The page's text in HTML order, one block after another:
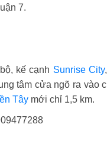
7.
kế cạnh Sunrise City,
tâm cửa ngõ ra vào
Tây mới chỉ 1,5 km.